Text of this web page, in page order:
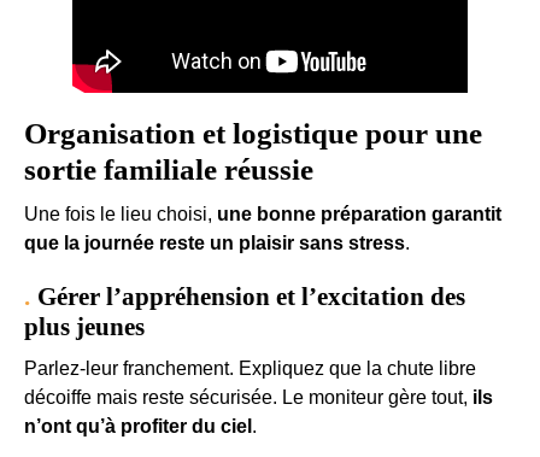
Organisation et logistique pour une
sortie familiale réussie
Une fois le lieu choisi, une bonne préparation garantit
que la journée reste un plaisir sans stress.
Gérer l’appréhension et l’excitation des
plus jeunes
Parlez-leur franchement. Expliquez que la chute libre
décoiffe mais reste sécurisée. Le moniteur gère tout, ils
n’ont qu’à profiter du ciel .